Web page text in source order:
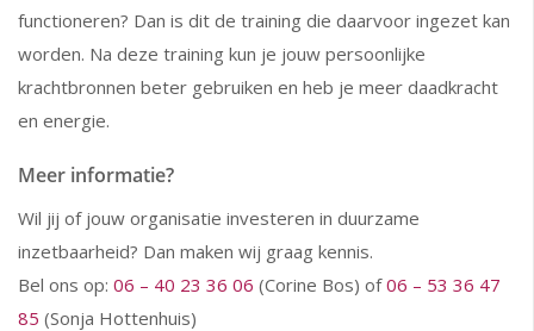
functioneren? Dan is dit de training die daarvoor ingezet kan
worden. Na deze training kun je jouw persoonlijke
krachtbronnen beter gebruiken en heb je meer daadkracht
en energie.
Meer informatie?
Wil jij of jouw organisatie investeren in duurzame
inzetbaarheid? Dan maken wij graag kennis.
Bel ons op: 06 – 40 23 36 06 (Corine Bos) of06 – 53 36 47
85 (Sonja Hottenhuis)